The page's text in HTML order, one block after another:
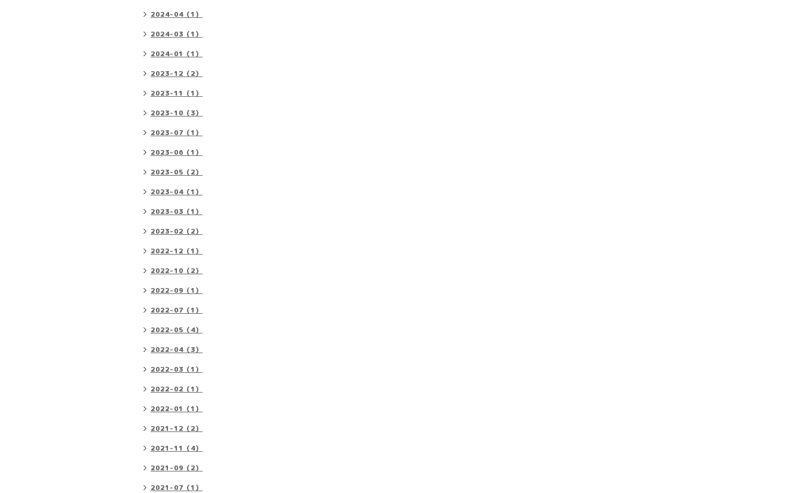
2024-04（1）
2024-03（1）
2024-01（1）
2023-12（2）
2023-11（1）
2023-10（3）
2023-07（1）
2023-06（1）
2023-05（2）
2023-04（1）
2023-03（1）
2023-02（2）
2022-12（1）
2022-10（2）
2022-09（1）
2022-07（1）
2022-05（4）
2022-04（3）
2022-03（1）
2022-02（1）
2022-01（1）
2021-12（2）
2021-11（4）
2021-09（2）
2021-07（1）